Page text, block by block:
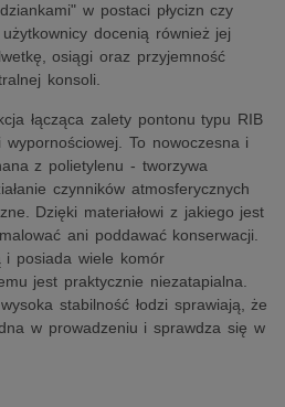
w postaci płycizn czy
docenią również jej
osiągi oraz przyjemność
konsoli.
łącząca zalety pontonu typu RIB
wypornościowej. To nowoczesna i
z polietylenu - tworzywa
czynników atmosferycznych
Dzięki materiałowi z jakiego jest
ani poddawać konserwacji.
i posiada wiele komór
jest praktycznie niezatapialna.
stabilność łodzi sprawiają, że
w prowadzeniu i sprawdza się w